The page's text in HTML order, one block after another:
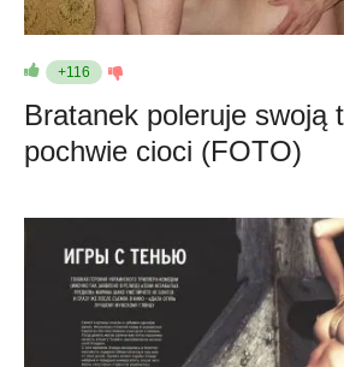
+116
Bratanek poleruje swoją
pochwie cioci (FOTO)